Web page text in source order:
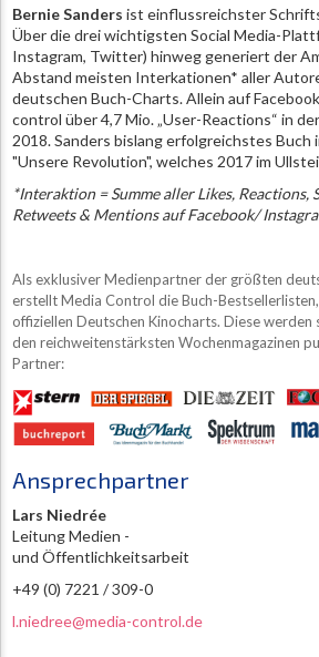
Bernie Sanders ist einflussreichster
Über die drei wichtigsten Social Media-
Instagram, Twitter) hinweg generiert der
Abstand meisten Interkationen* aller
deutschen Buch-Charts. Allein auf
control über 4,7 Mio. „User-Reactions“ in
2018. Sanders bislang erfolgreichstes Buch
"Unsere Revolution", welches 2017 im
*Interaktion = Summe aller Likes, Reactions,
Retweets & Mentions auf Facebook/
Als exklusiver Medienpartner der größten
erstellt Media Control die Buch-
offiziellen Deutschen Kinocharts. Diese werden
den reichweitenstärksten Wochenmagazinen
Partner:
Ansprechpartner
Lars Niedrée
Leitung Medien -
und Öffentlichkeitsarbeit
+49 (0) 7221 / 309-0
l.niedree@media-control.de